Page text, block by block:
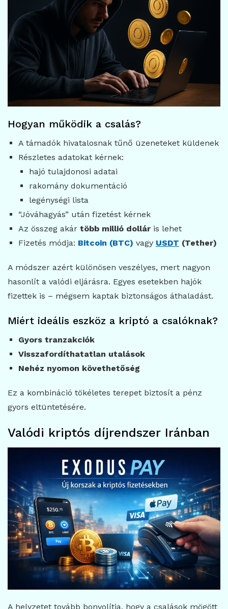
Hogyan működik a csalás?
A támadók hivatalosnak tűnő üzeneteket küldenek
Részletes adatokat kérnek:
hajó tulajdonosi adatai
rakomány dokumentáció
legénységi lista
“Jóváhagyás” után fizetést kérnek
Az összeg akár több millió dolláris lehet
Fizetés módja: Bitcoin (BTC) vagy USDT (Tether)
A módszer azért különösen veszélyes, mert nagyon
hasonlít a valódi eljárásra. Egyes esetekben hajók
fizettek is – mégsem kaptak biztonságos áthaladást.
Miért ideális eszköz a kriptó a csalóknak?
Gyors tranzakciók
Visszafordíthatatlan utalások
Nehéz nyomon követhetőség
Ez a kombináció tökéletes terepet biztosít a pénz
gyors eltüntetésére.
Valódi kriptós díjrendszer Iránban
A helyzetet tovább bonyolítja, hogy a csalások mögött